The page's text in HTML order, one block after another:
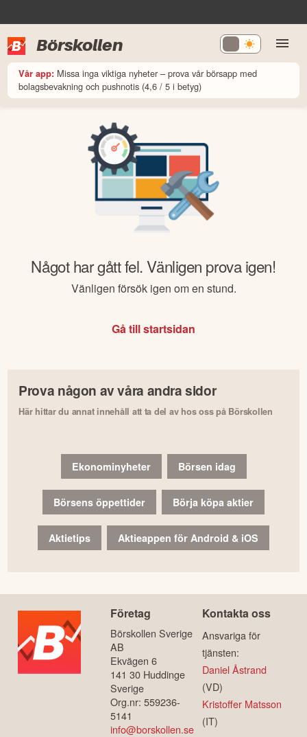
Börskollen
Vår app: Missa inga viktiga nyheter – prova vår börsapp med
bolagsbevakning och pushnotis (4,6 / 5 i betyg)
Något har gått fel. Vänligen prova igen!
Vänligen försök igen om en stund.
Gå till startsidan
Prova någon av våra andra sidor
Här hittar du annat innehåll att ta del av hos oss på Börskollen
Ekonominyheter Börsen idag
Börsens öppettider Börja köpa aktier
Aktietips Aktieappen för Android & iOS
Företag
Börskollen Sverige
AB
Ekvägen 6
141 30 Huddinge
Sverige
Org.nr: 559236-
5141
info@borskollen.se
Kontakta oss
Ansvariga för
tjänsten:
Daniel Åstrand
(VD)
Kristoffer Matsson
(IT)